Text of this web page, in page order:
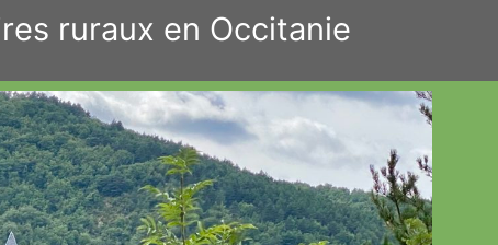
ruraux en Occitanie